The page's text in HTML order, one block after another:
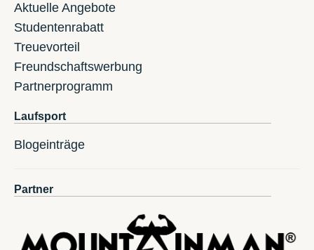
Aktuelle Angebote
Studentenrabatt
Treuevorteil
Freundschaftswerbung
Partnerprogramm
Laufsport
Blogeinträge
Partner